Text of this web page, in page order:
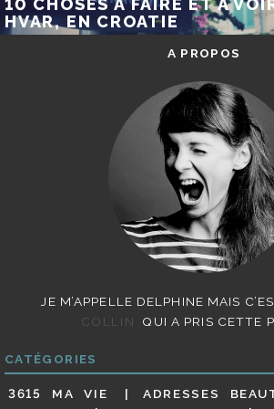
10 CHOSES À FAIRE ET À
HVAR, EN CROATIE
A PROPOS
JE M’APPELLE DELPHINE MAIS
COLLIN
QUI A PRIS CETTE
CATÉGORIES
3615 MA VIE ADRESSES